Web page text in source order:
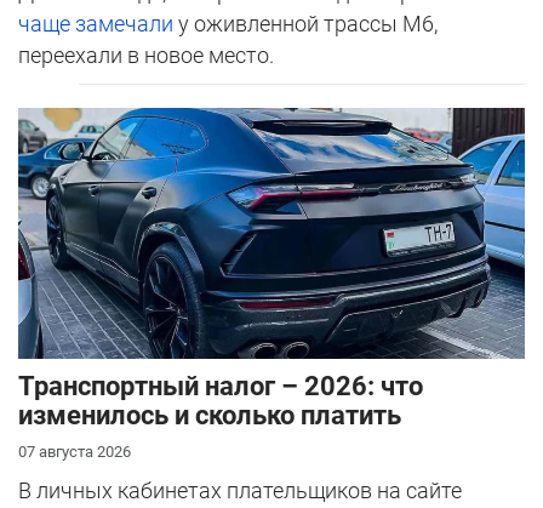
чаще замечали у оживленной трассы М6,
переехали в новое место.
Транспортный налог – 2026: что
изменилось и сколько платить
07 августа 2026
В личных кабинетах плательщиков на сайте